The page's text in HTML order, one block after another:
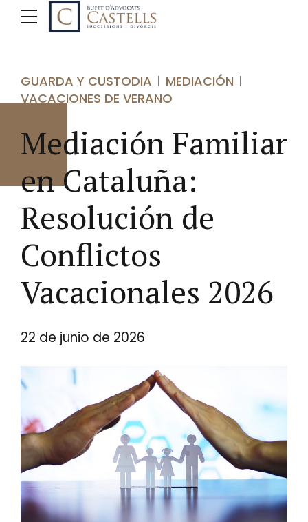
GUARDA Y CUSTODIA
MEDIACIÓN
VACACIONES DE VERANO
Mediación Familiar
en Cataluña:
Resolución de
Conflictos
Vacacionales 2026
22 de junio de 2026